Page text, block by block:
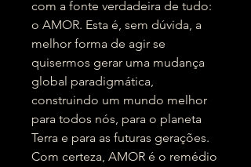
com a fonte verdadeira de tudo:
o AMOR. Esta é, sem dúvida, a
melhor forma de agir se
quisermos gerar uma mudança
global paradigmática,
construindo um mundo melhor
para todos nós, para o planeta
Terra e para as futuras gerações.
Com certeza, AMOR é o remédio